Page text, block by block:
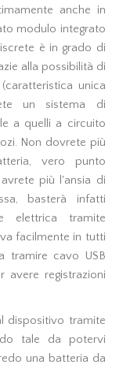
anche in
modulo integrato
è in grado di
alla possibilità di
unica
un sistema di
a quelli a circuito
Non dovrete più
vero punto
più l'ansia di
basterà infatti
elettrica tramite
facilmente in tutti
tramire cavo USB
avere registrazioni
dispositivo tramite
tale da potervi
una batteria da